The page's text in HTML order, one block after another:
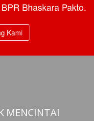
Bhaskara Pakto.
Kami
MENCINTAI